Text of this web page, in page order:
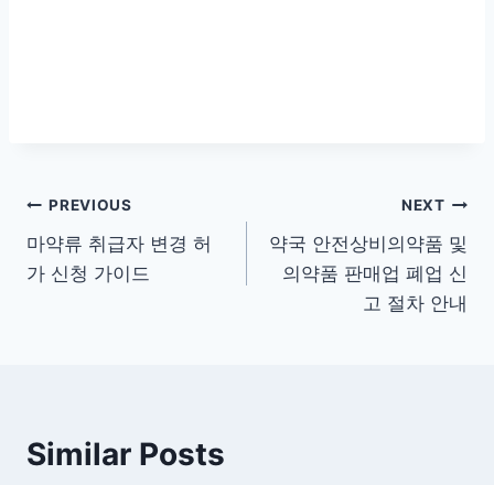
글
탐
PREVIOUS
마약류 취급자 변경 허
가 신청 가이드
NEXT
약국 안전상비의약품 및
의약품 판매업 폐업 신
고 절차 안내
Similar Posts